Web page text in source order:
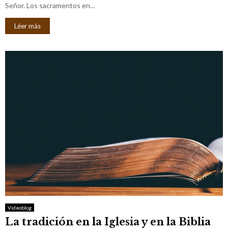
Señor. Los sacramentos en...
Léer más
Videoblog
La tradición en la Iglesia y en la Biblia